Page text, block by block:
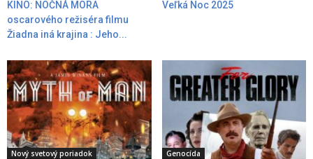
KINO: NOČNÁ MORA
oscarového režiséra filmu
Žiadna iná krajina : Jeho...
Veľká Noc 2025
Nový svetový poriadok Genocída